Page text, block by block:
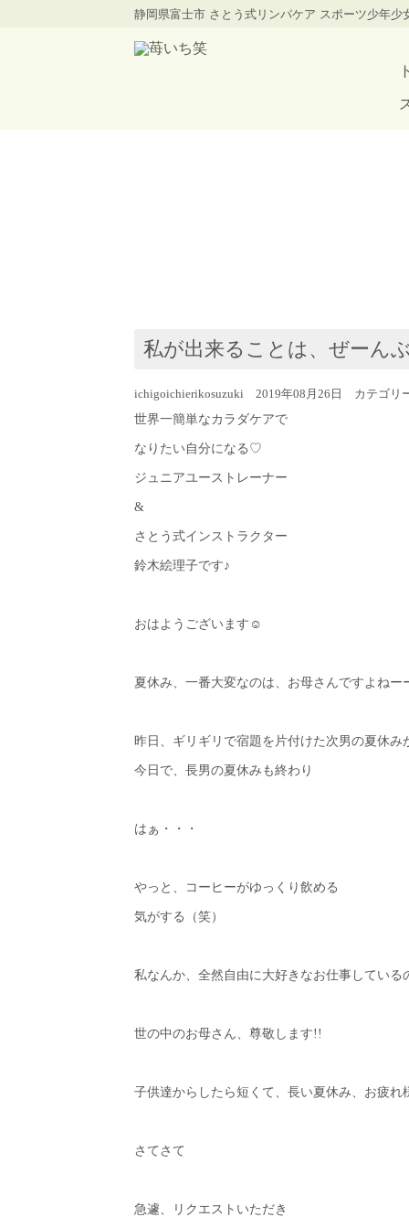
静岡県富士市 さとう式リンパケア スポーツ少年少
私が出来ることは、ぜーん
ichigoichierikosuzuki 2019年08月26日 カテゴリ
世界一簡単なカラダケアで
なりたい自分になる♡
ジュニアユーストレーナー
&
さとう式インストラクター
鈴木絵理子です♪
おはようございます☺︎
夏休み、一番大変なのは、お母さんですよねー
昨日、ギリギリで宿題を片付けた次男の夏休み
今日で、長男の夏休みも終わり
はぁ・・・
やっと、コーヒーがゆっくり飲める
気がする（笑）
私なんか、全然自由に大好きなお仕事している
世の中のお母さん、尊敬します!!
子供達からしたら短くて、長い夏休み、お疲れ
さてさて
急遽、リクエストいただき